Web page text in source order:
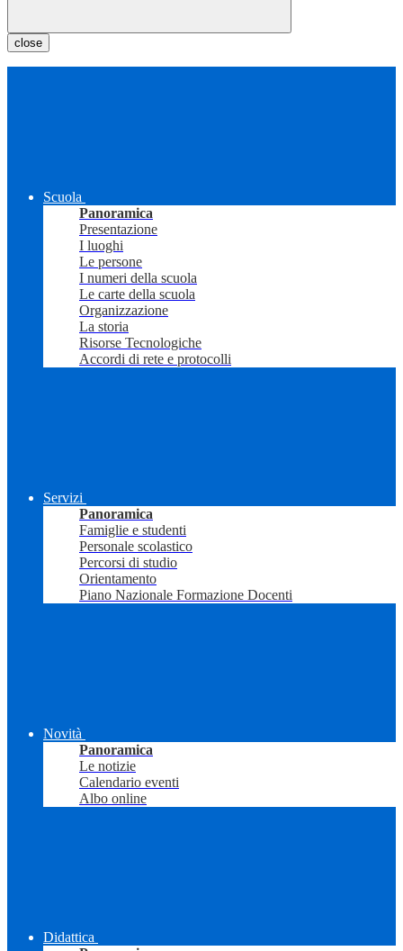
close
Scuola
Panoramica
Presentazione
I luoghi
Le persone
I numeri della scuola
Le carte della scuola
Organizzazione
La storia
Risorse Tecnologiche
Accordi di rete e protocolli
Servizi
Panoramica
Famiglie e studenti
Personale scolastico
Percorsi di studio
Orientamento
Piano Nazionale Formazione Docenti
Novità
Panoramica
Le notizie
Calendario eventi
Albo online
Didattica